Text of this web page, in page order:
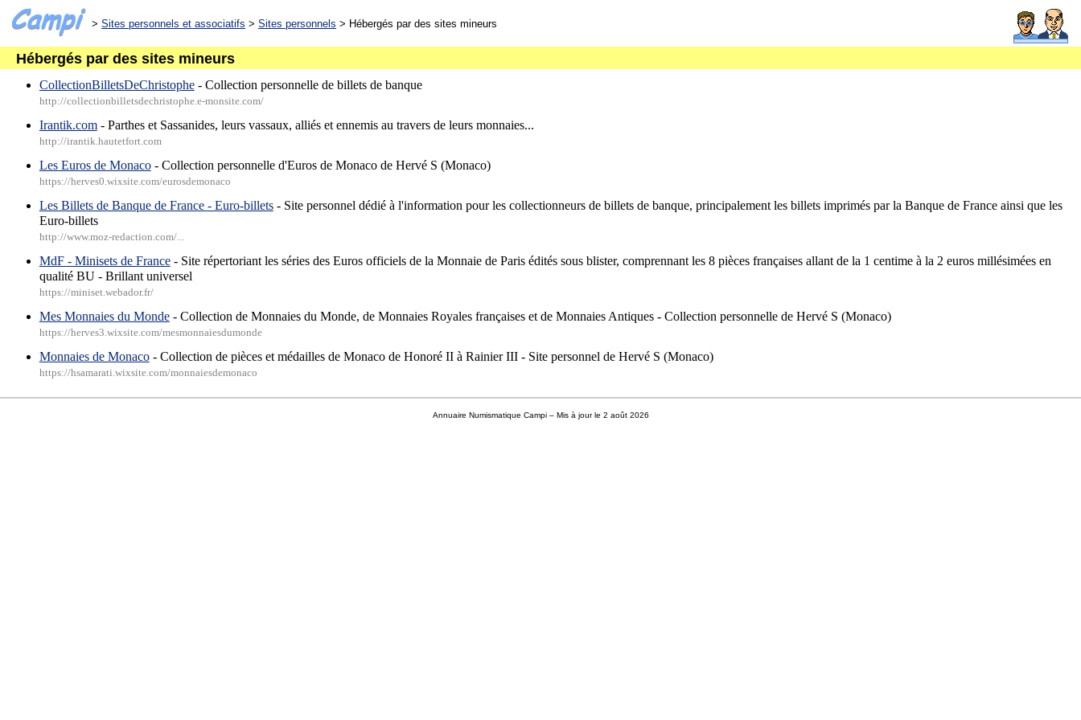
> Sites personnels et associatifs > Sites personnels > Hébergés par des sites mineurs
Hébergés par des sites mineurs
CollectionBilletsDeChristophe- Collection personnelle de billets de banque
http://collectionbilletsdechristophe.e-monsite.com/
Irantik.com- Parthes et Sassanides, leurs vassaux, alliés et ennemis au travers de leurs monnaies...
http://irantik.hautetfort.com
Les Euros de Monaco- Collection personnelle d'Euros de Monaco de Hervé S (Monaco)
https://herves0.wixsite.com/eurosdemonaco
Les Billets de Banque de France - Euro-billets- Site personnel dédié à l'information pour les collectionneurs de billets de banque, principalement les billets imprimés par la Banque de France ainsi que les
Euro-billets
http://www.moz-redaction.com/...
MdF - Minisets de France- Site répertoriant les séries des Euros officiels de la Monnaie de Paris édités sous blister, comprennant les 8 pièces françaises allant de la 1 centime à la 2 euros millésimées en
qualité BU - Brillant universel
https://miniset.webador.fr/
Mes Monnaies du Monde- Collection de Monnaies du Monde, de Monnaies Royales françaises et de Monnaies Antiques - Collection personnelle de Hervé S (Monaco)
https://herves3.wixsite.com/mesmonnaiesdumonde
Monnaies de Monaco- Collection de pièces et médailles de Monaco de Honoré II à Rainier III - Site personnel de Hervé S (Monaco)
https://hsamarati.wixsite.com/monnaiesdemonaco
Annuaire Numismatique Campi– Mis à jour le 2 août 2026